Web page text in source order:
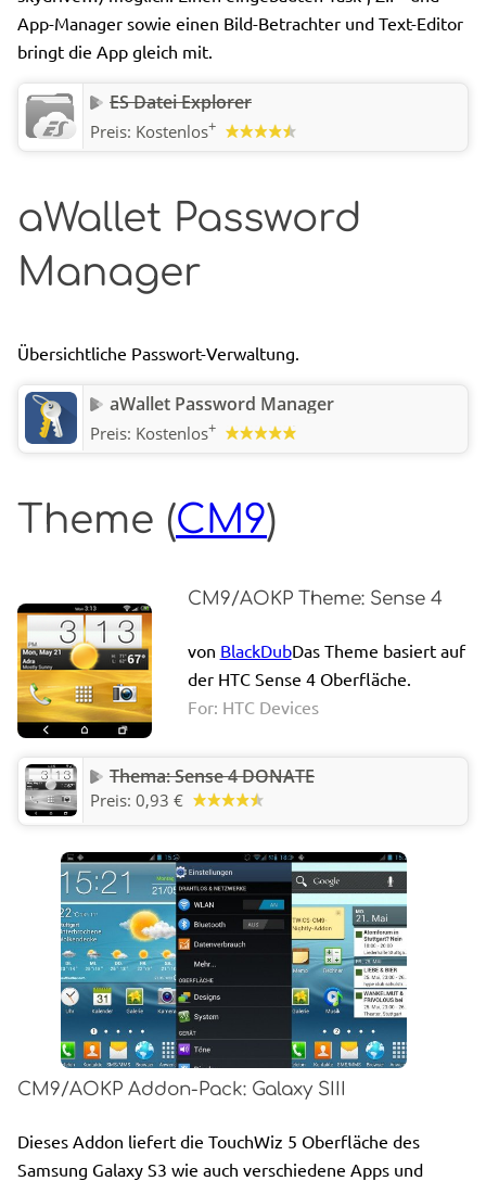
App-Manager sowie einen Bild-Betrachter und Text-Editor
bringt die App gleich mit.
ES Datei Explorer
Preis: Kostenlos+
aWallet Password
Manager
Übersichtliche Passwort-Verwaltung.
aWallet Password Manager
Preis: Kostenlos+
Theme (CM9)
CM9/AOKP Theme: Sense 4
von BlackDubDas Theme basiert auf
der HTC Sense 4 Oberfläche.
For: HTC Devices
Thema: Sense 4 DONATE
Preis: 0,93 €
CM9/AOKP Addon-Pack: Galaxy SIII
Dieses Addon liefert die TouchWiz 5 Oberfläche des
Samsung Galaxy S3 wie auch verschiedene Apps und